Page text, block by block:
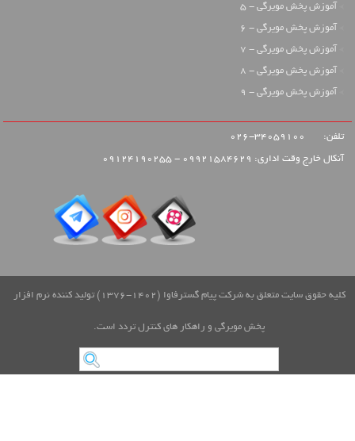
آموزش پخش مویرگی - 5
آموزش پخش مویرگی - 6
آموزش پخش مویرگی - 7
آموزش پخش مویرگی - 8
آموزش پخش مویرگی - 9
تلفن:
آنکال خارج وقت اداری: 09921584629 - 09124190255
کلیه حقوق سایت متعلق به شرکت پیام گسترفاوا (1402-1376) تولید کننده نرم افزار
پخش مویرگی و راهکار های کنترل تردد است.